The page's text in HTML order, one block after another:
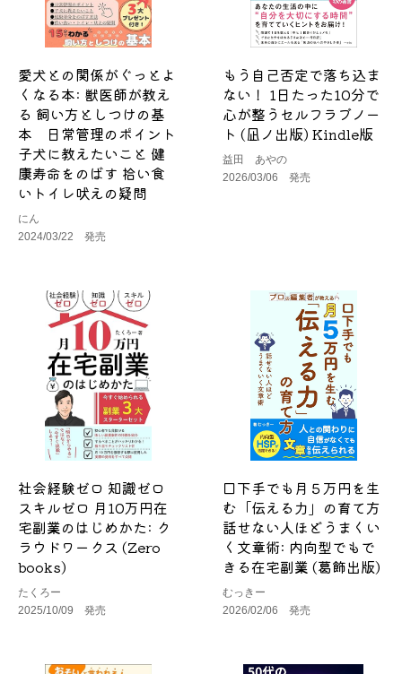
愛犬との関係がぐっとよ
くなる本: 獣医師が教え
る 飼い方としつけの基
本 日常管理のポイント
子犬に教えたいこと 健
康寿命をのばす 拾い食
いトイレ吠えの疑問
にん
2024/03/22 発売
もう自己否定で落ち込ま
ない！ 1日たった10分で
心が整うセルフラブノー
ト (凪ノ出版) Kindle版
益田 あやの
2026/03/06 発売
社会経験ゼロ 知識ゼロ
スキルゼロ 月10万円在
宅副業のはじめかた: ク
ラウドワークス (Zero
books)
たくろー
2025/10/09 発売
口下手でも月５万円を生
む「伝える力」の育て方
話せない人ほどうまくい
く文章術: 内向型でもで
きる在宅副業 (葛飾出版)
むっきー
2026/02/06 発売